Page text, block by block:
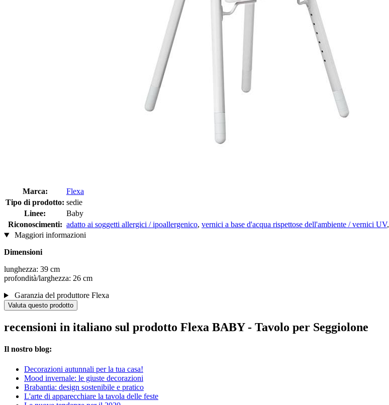
Marca:
Flexa
Tipo di prodotto: sedie
Linee:
Baby
Riconoscimenti: adatto ai soggetti allergici / ipoallergenico, vernici a base d'acqua rispettose dell'ambiente / vernici UV,
Maggiori informazioni
Dimensioni
lunghezza: 39 cm
profondità/larghezza: 26 cm
Garanzia del produttore Flexa
Valuta questo prodotto
recensioni in italiano sul prodotto Flexa BABY - Tavolo per Seggiolone
Il nostro blog:
Decorazioni autunnali per la tua casa!
Mood invernale: le giuste decorazioni
Brabantia: design sostenibile e pratico
L'arte di apparecchiare la tavola delle feste